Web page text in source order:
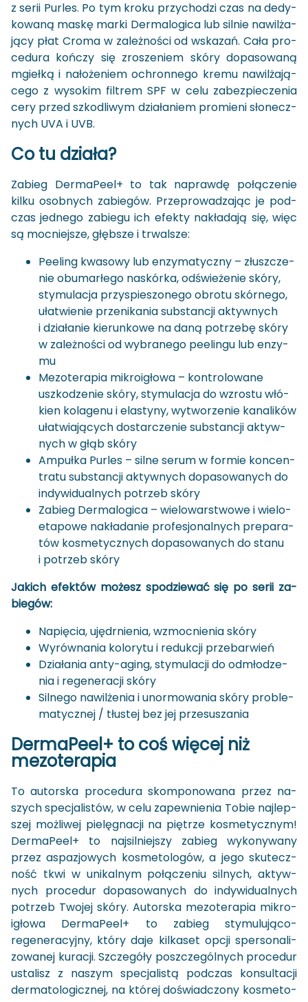
z serii Pur­les. Po tym kroku przy­cho­dzi czas na de­dy­
ko­wa­ną maskę marki Der­ma­lo­gi­ca lub sil­nie na­wil­ża­
ją­cy płat Croma w za­leż­no­ści od wska­zań. Cała pro­
ce­du­ra koń­czy się zro­sze­niem skóry do­pa­so­wa­ną
mgieł­ką i na­ło­że­niem ochron­ne­go kremu na­wil­ża­ją­
ce­go z wy­so­kim fil­trem SPF w celu za­bez­pie­cze­nia
cery przed szko­dli­wym dzia­ła­niem pro­mie­ni sło­necz­
nych UVA i UVB.
Co tu dzia­ła?
Za­bieg Der­ma­Pe­el+ to tak na­praw­dę po­łą­cze­nie
kilku osob­nych za­bie­gów. Prze­pro­wa­dza­jąc je pod­
czas jed­ne­go za­bie­gu ich efek­ty na­kła­da­ją się, więc
są moc­niej­sze, głęb­sze i trwal­sze:
Pe­eling kwa­so­wy lub en­zy­ma­tycz­ny – złusz­cze­
nie ob­umar­łe­go na­skór­ka, od­świe­że­nie skóry,
sty­mu­la­cja przy­spie­szo­ne­go ob­ro­tu skór­ne­go,
uła­twie­nie prze­ni­ka­nia sub­stan­cji ak­tyw­nych
i dzia­ła­nie kie­run­ko­we na daną po­trze­bę skóry
w za­leż­no­ści od wy­bra­ne­go pe­elin­gu lub en­zy­
mu
Me­zo­te­ra­pia mi­kro­igło­wa – kon­tro­lo­wa­ne
uszko­dze­nie skóry, sty­mu­la­cja do wzro­stu włó­
kien ko­la­ge­nu i ela­sty­ny, wy­two­rze­nie ka­na­li­ków
uła­twia­ją­cych do­star­cze­nie sub­stan­cji ak­tyw­
nych w głąb skóry
Am­puł­ka Pur­les – silne serum w for­mie kon­cen­
tra­tu sub­stan­cji ak­tyw­nych do­pa­so­wa­nych do
in­dy­wi­du­al­nych po­trzeb skóry
Za­bieg Der­ma­lo­gi­ca – wie­lo­war­stwo­we i wie­lo­
eta­po­we na­kła­da­nie pro­fe­sjo­nal­nych pre­pa­ra­
tów ko­sme­tycz­nych do­pa­so­wa­nych do stanu
i po­trzeb skóry
Ja­kich efek­tów mo­żesz spo­dzie­wać się po serii za­
bie­gów:
Na­pię­cia, ujędr­nie­nia, wzmoc­nie­nia skóry
Wy­rów­na­nia ko­lo­ry­tu i re­duk­cji prze­bar­wień
Dzia­ła­nia anty-​aging, sty­mu­la­cji do od­mło­dze­
nia i re­ge­ne­ra­cji skóry
Sil­ne­go na­wil­że­nia i unor­mo­wa­nia skóry pro­ble­
ma­tycz­nej / tłu­stej bez jej prze­su­sza­nia
Der­ma­Pe­el+ to coś wię­cej niż
me­zo­te­ra­pia
To au­tor­ska pro­ce­du­ra skom­po­no­wa­na przez na­
szych spe­cja­li­stów, w celu za­pew­nie­nia Tobie naj­lep­
szej moż­li­wej pie­lę­gna­cji na pię­trze ko­sme­tycz­nym!
Der­ma­Pe­el+ to naj­sil­niej­szy za­bieg wy­ko­ny­wa­ny
przez aspa­zjo­wych ko­sme­to­lo­gów, a jego sku­tecz­
ność tkwi w uni­kal­nym po­łą­cze­niu sil­nych, ak­tyw­
nych pro­ce­dur do­pa­so­wa­nych do in­dy­wi­du­al­nych
po­trzeb Two­jej skóry. Au­tor­ska me­zo­te­ra­pia mi­kro­
igło­wa Der­ma­Pe­el+ to za­bieg stymulująco-​
regeneracyjny, który daje kil­ka­set opcji sper­so­na­li­
zo­wa­nej ku­ra­cji. Szcze­gó­ły po­szcze­gól­nych pro­ce­dur
usta­lisz z na­szym spe­cja­li­stą pod­czas kon­sul­ta­cji
der­ma­to­lo­gicz­nej, na któ­rej do­świad­czo­ny ko­sme­to­